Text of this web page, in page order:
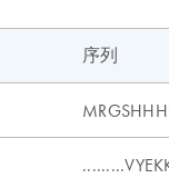
序列